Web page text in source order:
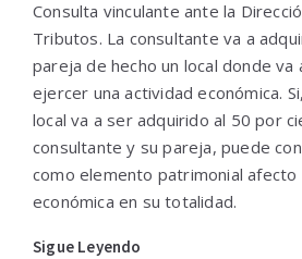
Consulta vinculante ante la
Tributos. La consultante va a
pareja de hecho un local donde va
ejercer una actividad económica.
local va a ser adquirido al 50 por
consultante y su pareja, puede
como elemento patrimonial afecto
económica en su totalidad.
Sigue Leyendo